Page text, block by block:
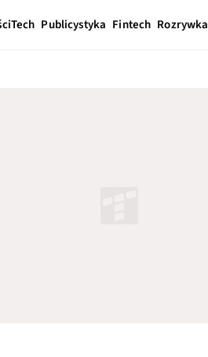
Tech Publicystyka Fintech Rozrywka